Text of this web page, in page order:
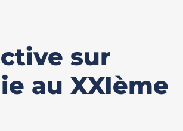
sur
au XXIème